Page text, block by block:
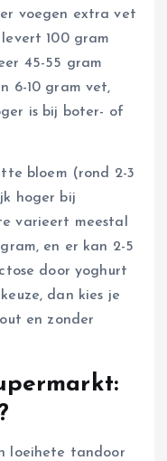
voegen extra vet
100 gram
45-55 gram
6-10 gram vet,
is bij boter- of
bloem (rond 2-3
hoger bij
varieert meestal
en er kan 2-5
door yoghurt
dan kies je
en zonder
loeihete tandoor